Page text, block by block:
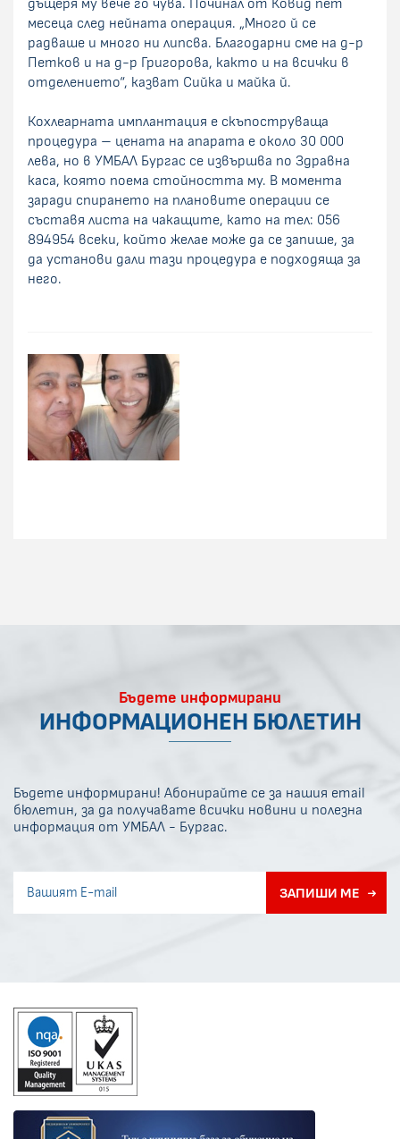
дъщеря му вече го чува. Починал от Ковид пет
месеца след нейната операция. „Много й се
радваше и много ни липсва. Благодарни сме на д-р
Петков и на д-р Григорова, както и на всички в
отделението“, казват Сийка и майка й.
Кохлеарната имплантация е скъпоструваща
процедура – цената на апарата е около 30 000
лева, но в УМБАЛ Бургас се извършва по Здравна
каса, която поема стойността му. В момента
заради спирането на плановите операции се
съставя листа на чакащите, като на тел: 056
894954 всеки, който желае може да се запише, за
да установи дали тази процедура е подходяща за
него.
Бъдете информирани
ИНФОРМАЦИОНЕН БЮЛЕТИН
Бъдете информирани! Абонирайте се за нашия email
бюлетин, за да получавате всички новини и полезна
информация от УМБАЛ - Бургас.
ЗАПИШИ МЕ